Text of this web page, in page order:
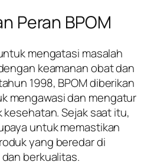
Peran BPOM
mengatasi masalah
keamanan obat dan
1998, BPOM diberikan
mengawasi dan mengatur
Sejak saat itu,
untuk memastikan
yang beredar di
berkualitas.